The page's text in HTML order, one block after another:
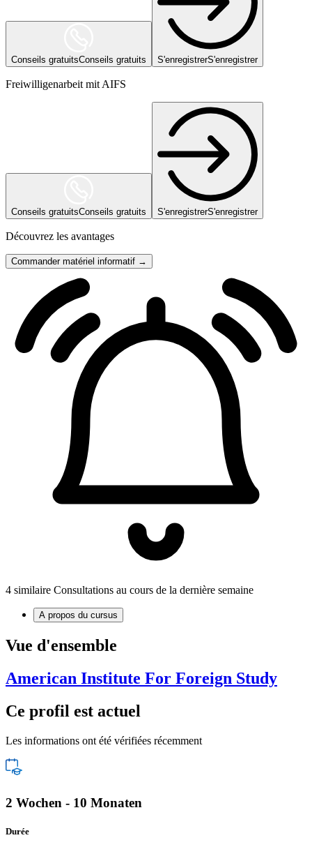
Conseils gratuitsConseils gratuits S'enregistrerS'enregistrer
Freiwilligenarbeit mit AIFS
Conseils gratuitsConseils gratuits S'enregistrerS'enregistrer
Découvrez les avantages
Commander matériel informatif →
4 similaire Consultations au cours de la dernière semaine
A propos du cursus
Vue d'ensemble
American Institute For Foreign Study
Ce profil est actuel
Les informations ont été vérifiées récemment
2 Wochen - 10 Monaten
Durée